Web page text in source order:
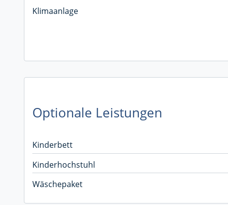
Klimaanlage
Optionale Leistungen
Kinderbett
Kinderhochstuhl
Wäschepaket